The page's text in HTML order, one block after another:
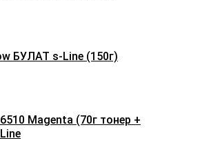
БУЛАТ s-Line (150г)
Magenta (70г тонер +